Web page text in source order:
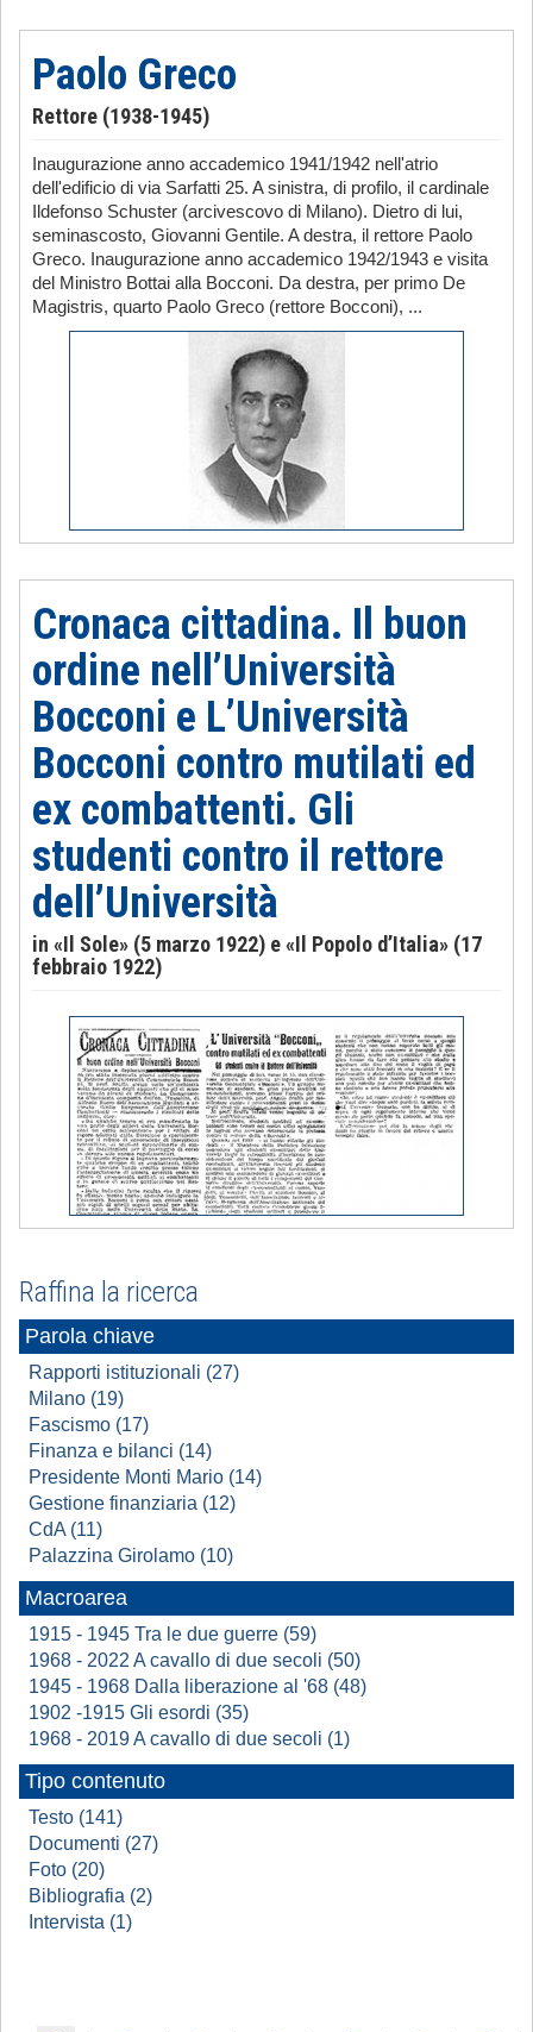
Paolo Greco
Rettore (1938-1945)
Inaugurazione anno accademico 1941/1942 nell'atrio
dell'edificio di via Sarfatti 25. A sinistra, di profilo, il cardinale
Ildefonso Schuster (arcivescovo di Milano). Dietro di lui,
seminascosto, Giovanni Gentile. A destra, il rettore Paolo
Greco. Inaugurazione anno accademico 1942/1943 e visita
del Ministro Bottai alla Bocconi. Da destra, per primo De
Magistris, quarto Paolo Greco (rettore Bocconi), ...
Cronaca cittadina. Il buon
ordine nell’Università
Bocconi e L’Università
Bocconi contro mutilati ed
ex combattenti. Gli
studenti contro il rettore
dell’Università
in «Il Sole» (5 marzo 1922) e «Il Popolo d’Italia» (17
febbraio 1922)
Raffina la ricerca
Parola chiave
Rapporti istituzionali (27)
Milano (19)
Fascismo (17)
Finanza e bilanci (14)
Presidente Monti Mario (14)
Gestione finanziaria (12)
CdA (11)
Palazzina Girolamo (10)
Macroarea
1915 - 1945 Tra le due guerre (59)
1968 - 2022 A cavallo di due secoli (50)
1945 - 1968 Dalla liberazione al '68 (48)
1902 -1915 Gli esordi (35)
1968 - 2019 A cavallo di due secoli (1)
Tipo contenuto
Testo (141)
Documenti (27)
Foto (20)
Bibliografia (2)
Intervista (1)